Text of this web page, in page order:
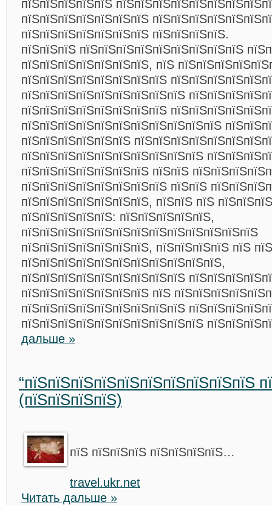
пїЅпїЅпїЅпїЅпїЅ
пїЅпїЅпїЅпїЅпїЅпїЅпїЅ
пїЅпїЅпїЅпїЅпїЅпїЅпїЅ пїЅпїЅпїЅпїЅ.
пїЅпїЅпїЅ пїЅпїЅпїЅпїЅпїЅпїЅпїЅпїЅпїЅ
пїЅпїЅпїЅпїЅпїЅпїЅпїЅ, пїЅ
пїЅпїЅпїЅпїЅпїЅпїЅпїЅпїЅ
пїЅпїЅпїЅпїЅпїЅпїЅпїЅпїЅпїЅ
пїЅпїЅпїЅпїЅпїЅпїЅпїЅпїЅ
пїЅпїЅпїЅпїЅпїЅпїЅпїЅпїЅпїЅпїЅпїЅ
пїЅпїЅпїЅпїЅпїЅпїЅ
пїЅпїЅпїЅпїЅпїЅпїЅпїЅпїЅпїЅпїЅ
пїЅпїЅпїЅпїЅпїЅпїЅпїЅ пїЅпїЅ
пїЅпїЅпїЅпїЅпїЅпїЅпїЅпїЅ пїЅпїЅ
пїЅпїЅпїЅпїЅпїЅпїЅпїЅ, пїЅпїЅ пїЅ
пїЅпїЅпїЅпїЅпїЅ: пїЅпїЅпїЅпїЅпїЅ,
пїЅпїЅпїЅпїЅпїЅпїЅпїЅпїЅпїЅпїЅпїЅпїЅпїЅ
пїЅпїЅпїЅпїЅпїЅпїЅпїЅ, пїЅпїЅпїЅпїЅ пїЅ
пїЅпїЅпїЅпїЅпїЅпїЅпїЅпїЅпїЅпїЅпїЅ,
пїЅпїЅпїЅпїЅпїЅпїЅпїЅпїЅпїЅ
пїЅпїЅпїЅпїЅпїЅпїЅпїЅ пїЅ
пїЅпїЅпїЅпїЅпїЅпїЅпїЅпїЅпїЅ
пїЅпїЅпїЅпїЅпїЅпїЅпїЅпїЅпїЅпїЅ
дальше »
“пїЅпїЅпїЅпїЅпїЅпїЅпїЅпїЅпїЅпїЅ
(пїЅпїЅпїЅпїЅ)
пїЅ пїЅпїЅпїЅ пїЅпїЅпїЅпїЅ…
travel.ukr.net
Читать дальше »